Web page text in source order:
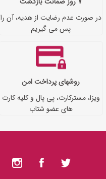
در صورت عدم رضایت از هدیه، آن را
پس می گیریم
روشهای پرداخت امن
ویزا، مسترکارت، پی پال و کلیه کارت
های عضو شتاب